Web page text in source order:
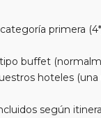
primera
buffet
hoteles
según